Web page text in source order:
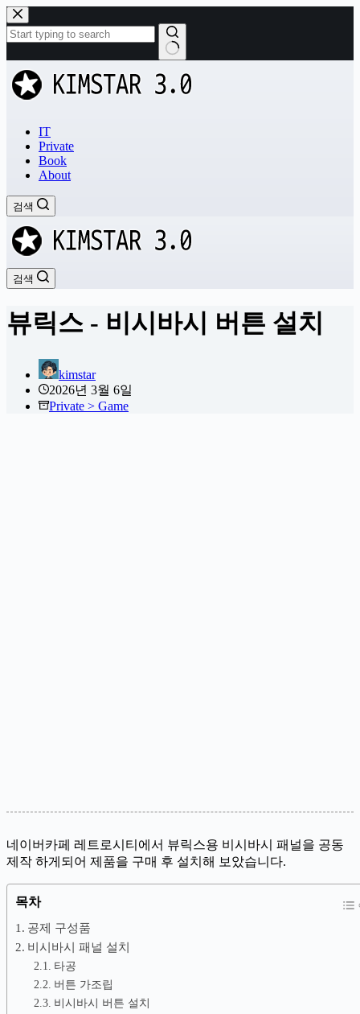
본
문
으
로
건
너
과
없
IT
Private
Book
About
검색
검색
뷰릭스 - 비시바시 버튼 설치
kimstar
2026년 3월 6일
Private > Game
네이버카페 레트로시티에서 뷰릭스용 비시바시 패널을 공동
제작 하게되어 제품을 구매 후 설치해 보았습니다.
목차
공제 구성품
비시바시 패널 설치
타공
버튼 가조립
비시바시 버튼 설치